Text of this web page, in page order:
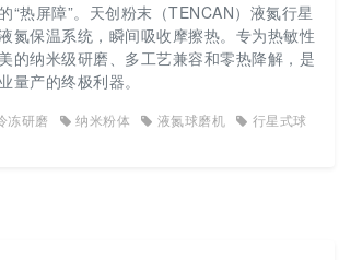
“热屏障”。天创粉末（TENCAN）液氮行星
氮保温系统，瞬间吸收摩擦热。专为热敏性
的纳米级研磨、多工艺兼容和零热降解，是
量产的终极利器。
冻研磨 纳米粉体 液氮球磨机
行星式球